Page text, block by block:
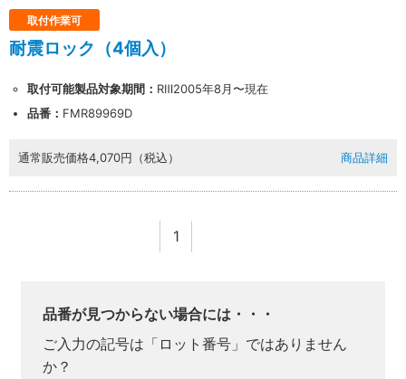
取付作業可
耐震ロック（4個入）
取付可能製品対象期間： RⅢ2005年8月〜現在
品番： FMR89969D
通常販売価格4,070円（税込） 商品詳細
1
品番が見つからない場合には・・・
ご入力の記号は「ロット番号」ではありません
か？